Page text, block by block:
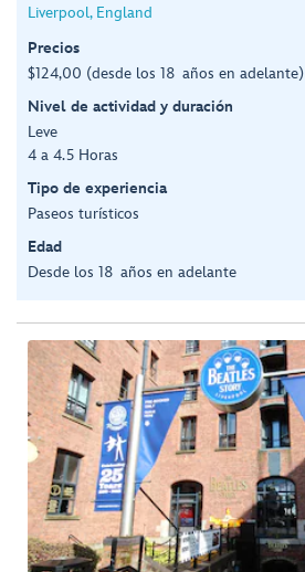
Liverpool, England
Precios
$124,00 (desde los 18 años en adelante)
Nivel de actividad y duración
Leve
4 a 4.5 Horas
Tipo de experiencia
Paseos turísticos
Edad
Desde los 18 años en adelante